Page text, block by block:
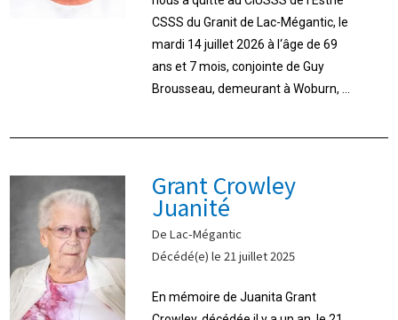
CSSS du Granit de Lac-Mégantic, le
mardi 14 juillet 2026 à l‘âge de 69
ans et 7 mois, conjointe de Guy
Brousseau, demeurant à Woburn, ...
Grant Crowley
Juanité
De Lac-Mégantic
Décédé(e) le 21 juillet 2025
En mémoire de Juanita Grant